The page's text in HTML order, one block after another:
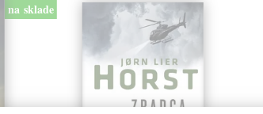
na sklade